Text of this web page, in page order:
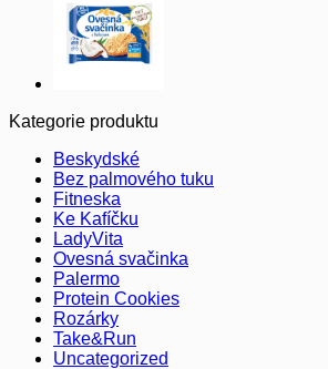
Kategorie produktu
Beskydské
Bez palmového tuku
Fitneska
Ke Kafíčku
LadyVita
Ovesná svačinka
Palermo
Protein Cookies
Rozárky
Take&Run
Uncategorized